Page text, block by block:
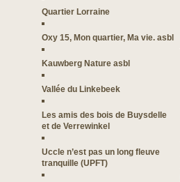
Quartier Lorraine
Oxy 15, Mon quartier, Ma vie. asbl
Kauwberg Nature asbl
Vallée du Linkebeek
Les amis des bois de Buysdelle
et de Verrewinkel
Uccle n’est pas un long fleuve
tranquille (UPFT)